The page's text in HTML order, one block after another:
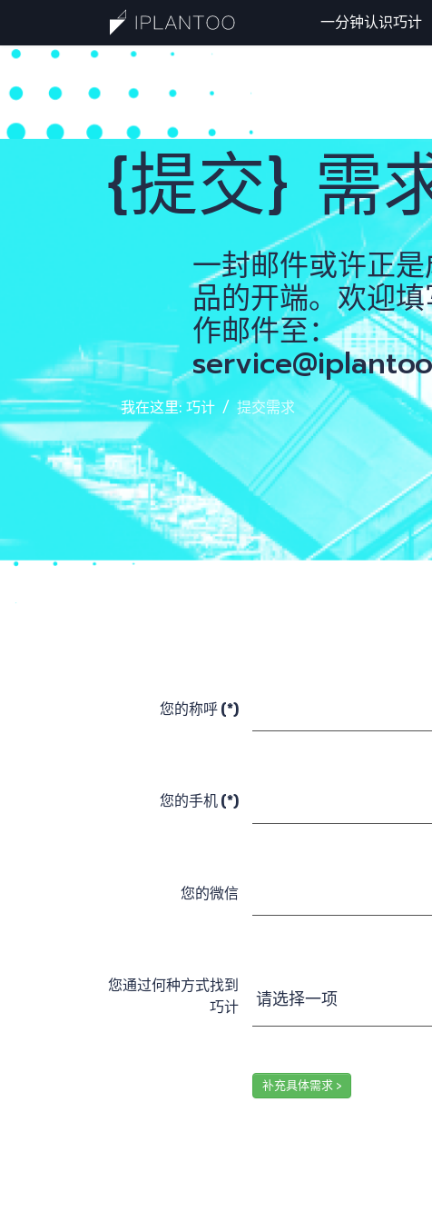
一分钟认识巧计
一分钟认
最新分享
提交需求
搜索
核心团队
{提交} 需
一封邮件或许正
品的开端。欢迎
作邮件至：
我在这里: 巧计 提交需求
您的称呼 (*)
您的手机 (*)
您的微信
您通过何种方式找到
巧计
补充具体需求 >